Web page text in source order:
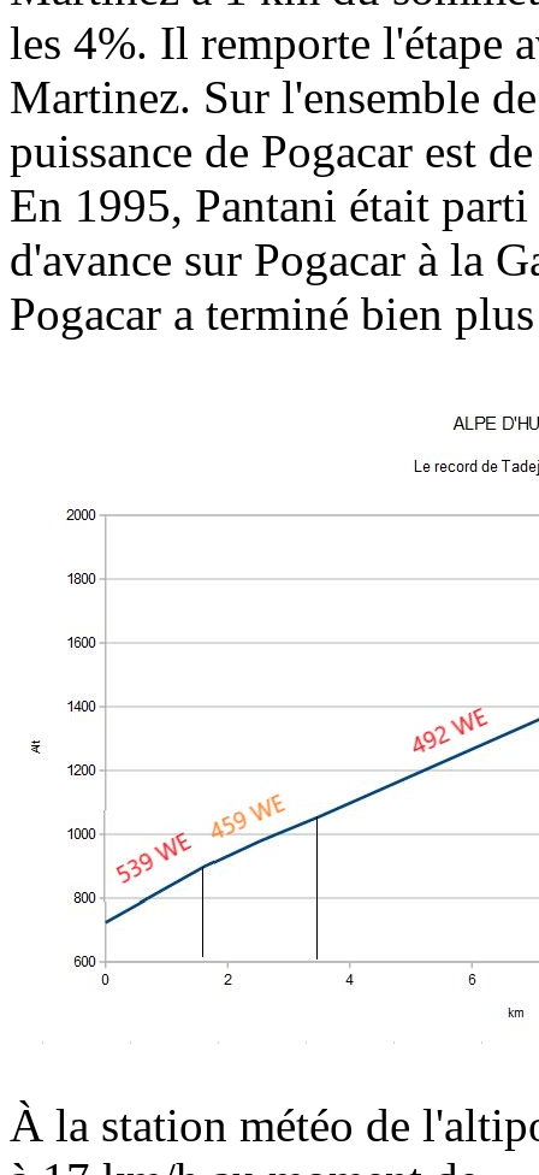
les 4%. Il remporte l'étape
Martinez. Sur l'ensemble
puissance de Pogacar est
En 1995, Pantani était
d'avance sur Pogacar à la
Pogacar a terminé bien
À la station météo de